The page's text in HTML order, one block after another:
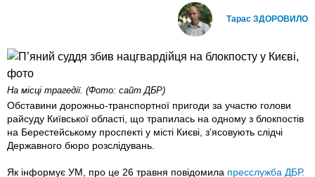
Тарас ЗДОРОВИЛО
На місці трагедії. (Фото: сайт ДБР)
Обставини дорожньо-транспортної пригоди за участю голови
райсуду Київської області, що трапилась на одному з блокпостів
на Берестейському проспекті у місті Києві, з’ясовують слідчі
Державного бюро розслідувань.
Як інформує УМ, про це 26 травня повідомила пресслужба ДБР.